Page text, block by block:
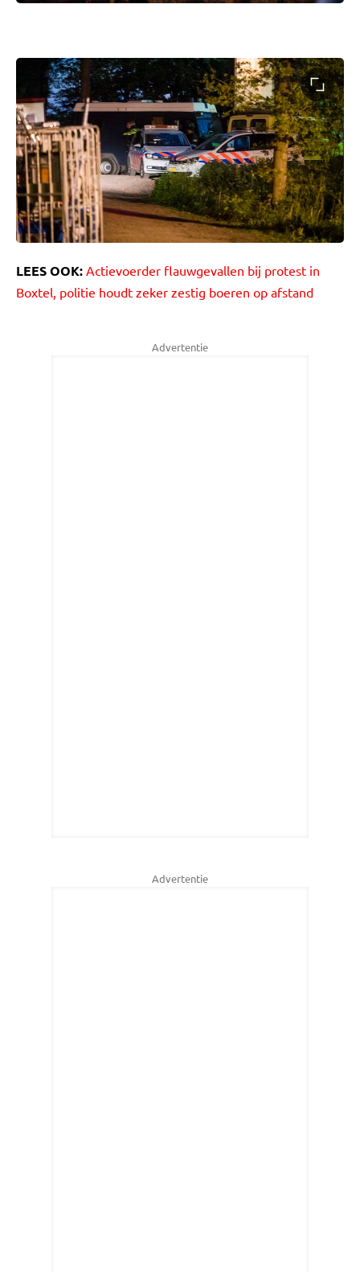
LEES OOK: Actievoerder flauwgevallen bij protest in
Boxtel, politie houdt zeker zestig boeren op afstand
Advertentie
Advertentie